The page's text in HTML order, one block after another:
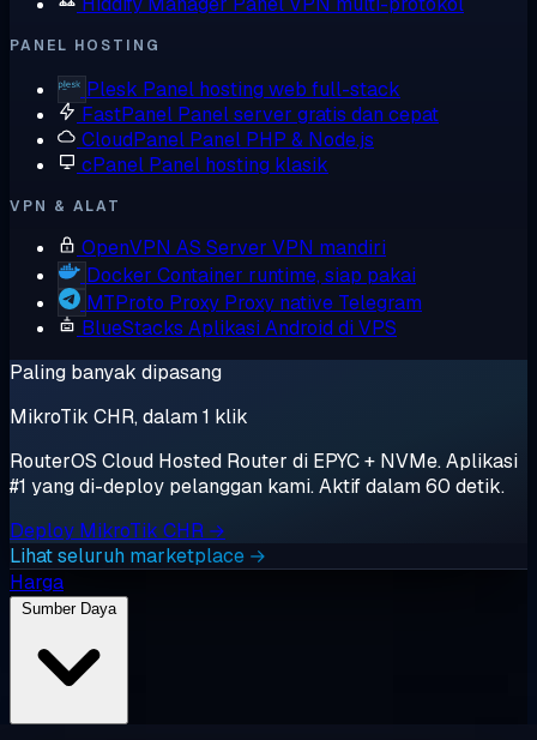
PANEL HOSTING
Plesk Panel hosting web full-stack
FastPanel Panel server gratis dan cepat
CloudPanel Panel PHP & Node.js
cPanel Panel hosting klasik
VPN & ALAT
OpenVPN AS Server VPN mandiri
Docker Container runtime, siap pakai
MTProto Proxy Proxy native Telegram
BlueStacks Aplikasi Android di VPS
Paling banyak dipasang
MikroTik CHR, dalam 1 klik
RouterOS Cloud Hosted Router di EPYC + NVMe. Aplikasi
#1 yang di-deploy pelanggan kami. Aktif dalam 60 detik.
Deploy MikroTik CHR →
Lihat seluruh marketplace →
Harga
Sumber Daya